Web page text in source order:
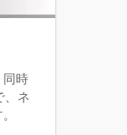
同時
、ネ